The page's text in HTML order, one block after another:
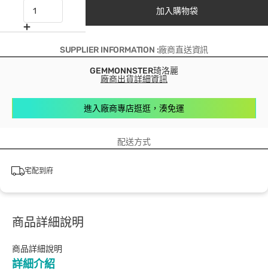
加入購物袋
SUPPLIER INFORMATION :廠商直送資訊
GEMMONNSTER琦洛麗
廠商出貨詳細資訊
進入廠商專店逛逛，湊免運
配送方式
宅配到府
商品詳細說明
商品詳細說明
詳細介紹